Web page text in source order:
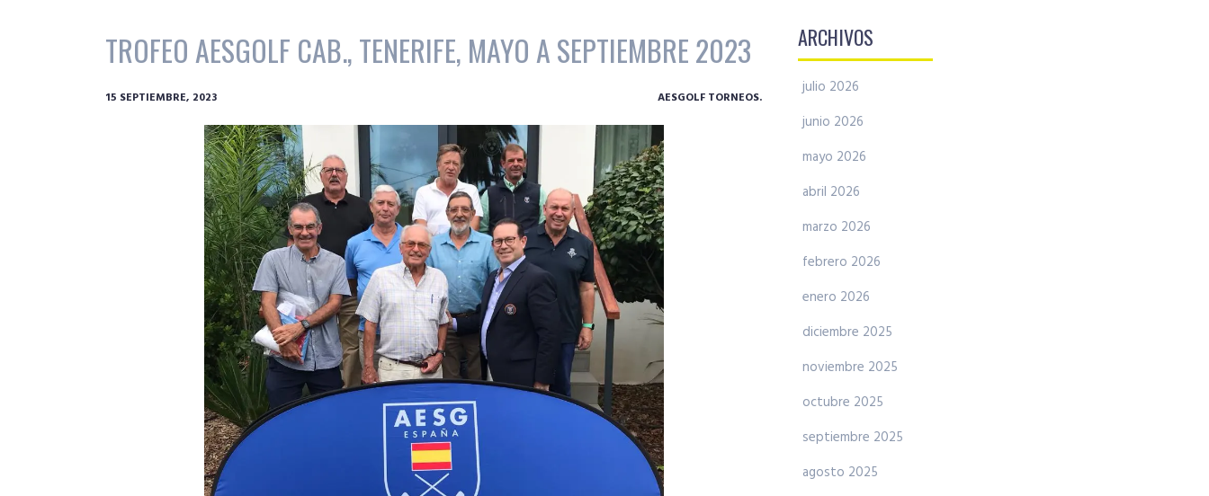
TROFEO AESGOLF CAB., TENERIFE, MAYO A SEPTIEMBRE 2023
15 SEPTIEMBRE, 2023 AESGOLF TORNEOS.
ARCHIVOS
julio 2026
junio 2026
mayo 2026
abril 2026
marzo 2026
febrero 2026
enero 2026
diciembre 2025
noviembre 2025
octubre 2025
septiembre 2025
agosto 2025